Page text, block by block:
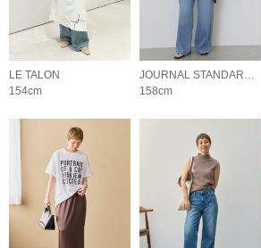
LE TALON
154cm
JOURNAL STANDARD relume LADYS
158cm